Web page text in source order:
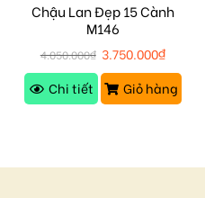
Chậu Lan Đẹp 15 Cành
M146
4.050.000₫ 3.750.000₫
Chi tiết
Giỏ hàng